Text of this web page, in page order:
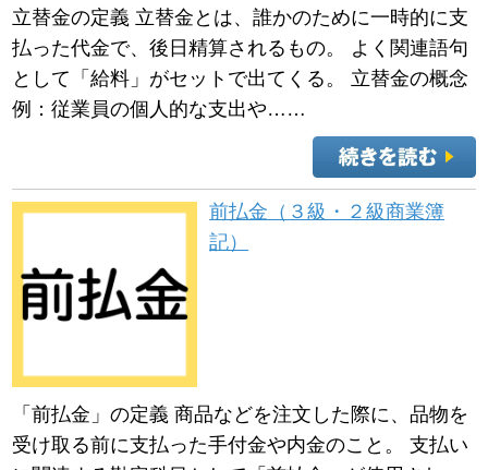
立替金の定義 立替金とは、誰かのために一時的に支
払った代金で、後日精算されるもの。 よく関連語句
として「給料」がセットで出てくる。 立替金の概念
例：従業員の個人的な支出や……
前払金（３級・２級商業簿
記）
「前払金」の定義 商品などを注文した際に、品物を
受け取る前に支払った手付金や内金のこと。 支払い